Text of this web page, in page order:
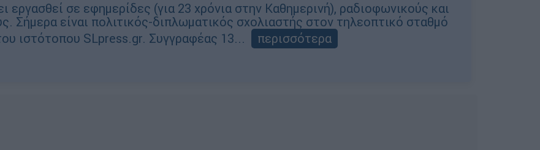
εργασθεί σε εφημερίδες (για 23 χρόνια στην Καθημερινή), ραδιοφωνικούς και
Σήμερα είναι πολιτικός-διπλωματικός σχολιαστής στον τηλεοπτικό σταθμό
ιστότοπου SLpress.gr. Συγγραφέας 13...
περισσότερα